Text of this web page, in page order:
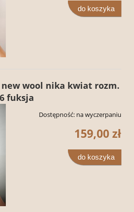
do koszyka
new wool nika kwiat rozm.
fuksja
Dostępność: na wyczerpaniu
159,00 zł
do koszyka